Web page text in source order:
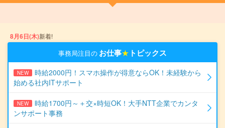
8月6日(木)新着!
事務局注目の お仕事★ トピックス
NEW
時給2000円！スマホ操作が得意ならOK！未経験から
始める社内ITサポート
NEW
時給1700円～＋交×時短OK！大手NTT企業でカンタ
ンサポート事務